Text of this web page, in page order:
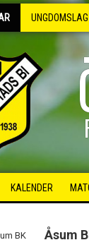
UNGDOMSLAG
KALENDER
Åsum